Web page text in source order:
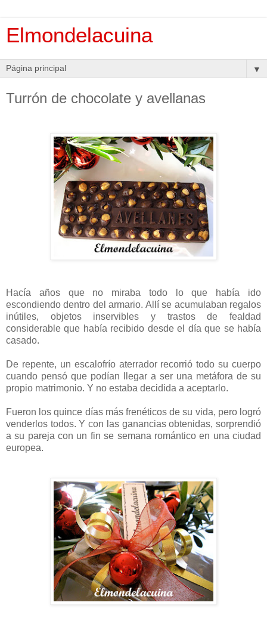
Elmondelacuina
▼
Turrón de chocolate y avellanas
Hacía años que no miraba todo lo que había ido
escondiendo dentro del armario. Allí se acumulaban regalos
inútiles, objetos inservibles y trastos de fealdad
considerable que había recibido desde el día que se había
casado.
De repente, un escalofrío aterrador recorrió todo su cuerpo
cuando pensó que podían llegar a ser una metáfora de su
propio matrimonio. Y no estaba decidida a aceptarlo.
Fueron los quince días más frenéticos de su vida, pero logró
venderlos todos. Y con las ganancias obtenidas, sorprendió
a su pareja con un fin se semana romántico en una ciudad
europea.